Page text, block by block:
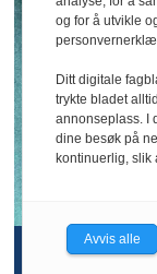
og for å utvikle
Ditt digitale
trykte bladet
annonseplass. I
dine besøk på
kontinuerlig, slik
Avvis alle